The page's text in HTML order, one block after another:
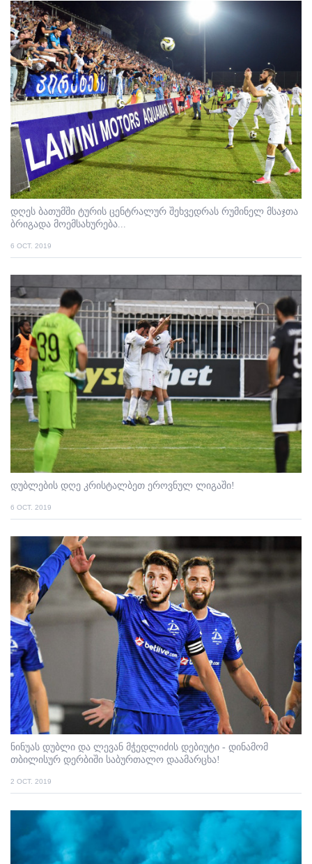
დღეს ბათუმში ტურის ცენტრალურ შეხვედრას რუმინელ მსაჯთა
ბრიგადა მოემსახურება...
6 OCT. 2019
დუბლების დღე კრისტალბეთ ეროვნულ ლიგაში!
6 OCT. 2019
ნინუას დუბლი და ლევან მჭედლიძის დებიუტი - დინამომ
თბილისურ დერბიში საბურთალო დაამარცხა!
2 OCT. 2019